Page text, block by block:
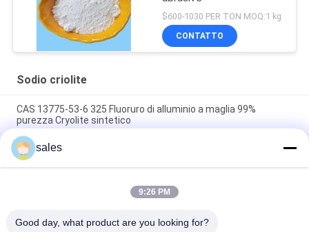
$600-1030 PER TON MOQ:1 kg
CONTATTO
Sodio criolite
CAS 13775-53-6 325 Fluoruro di alluminio a maglia 99%
purezza Cryolite sintetico
Oltre il grado 1000 di industriale di Mesh Sodium Cryolite CAS
13775-53-6
Peso molecolare 209,94 Cryolite di sodio Composto chimico
insolubile in acqua Ideale per i processi di produzione
sales
9:26 PM
Good day, what product are you looking for?